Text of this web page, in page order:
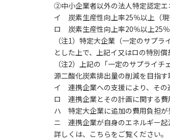
②中小企業者以外の法人特定認定エ
イ 炭素生産性向上率25％以上（現
ロ 炭素生産性向上率20％以上25％
（注1）特定大企業（一定のサプ
とした上で、上記イ又はロの特別償
（注2）上記の「一定のサプライ
源二酸化炭素排出量の削減を目指
イ 連携企業への支援により、その
ロ 連携企業とその計画に関する費
ハ 特定大企業に追加の費用負担が
ニ 連携企業が自身のエネルギー起
詳しくは、こちらをご覧ください。